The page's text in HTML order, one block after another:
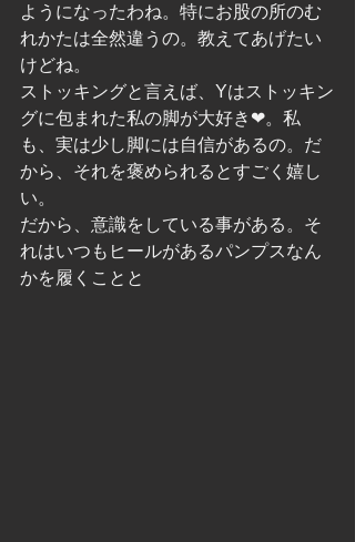
ようになったわね。特にお股の所のむ
れかたは全然違うの。教えてあげたい
けどね。
ストッキングと言えば、Yはストッキン
グに包まれた私の脚が大好き❤。私
も、実は少し脚には自信があるの。だ
から、それを褒められるとすごく嬉し
い。
だから、意識をしている事がある。そ
れはいつもヒールがあるパンプスなん
かを履くことと